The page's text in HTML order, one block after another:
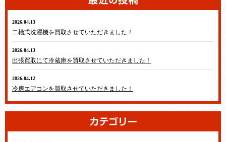
2026.04.13
二槽式洗濯機を買取させていただきました！
2026.04.13
出張買取にて冷蔵庫を買取させていただきました！
2026.04.12
冷房エアコンを買取させていただきました！